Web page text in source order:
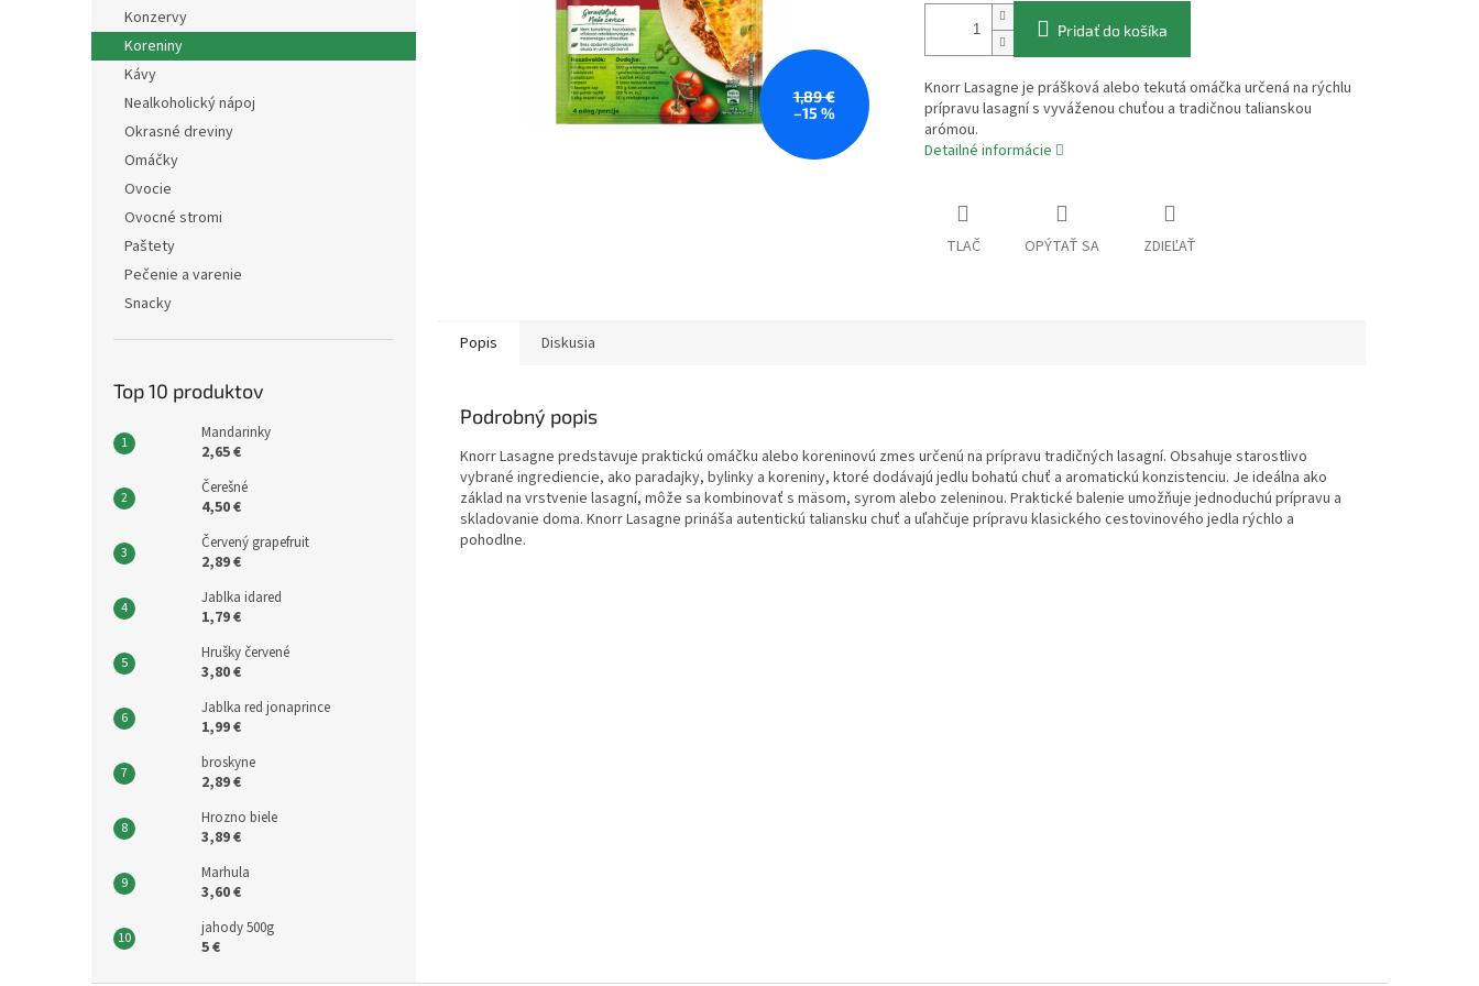
Konzervy
Koreniny
Kávy
Nealkoholický nápoj
Okrasné dreviny
Omáčky
Ovocie
Ovocné stromi
Paštety
Pečenie a varenie
Snacky
Top 10 produktov
Mandarinky
2,65 €
Čerešné
4,50 €
Červený grapefruit
2,89 €
Jablka idared
1,79 €
Hrušky červené
3,80 €
Jablka red jonaprince
1,99 €
broskyne
2,89 €
Hrozno biele
3,89 €
Marhula
3,60 €
jahody 500g
5 €
1,89 €
–15 %
Pridať do košíka
Knorr Lasagne je prášková alebo tekutá omáčka určená na rýchlu
prípravu lasagní s vyváženou chuťou a tradičnou talianskou
arómou.
Detailné informácie
TLAČ OPÝTAŤ SA ZDIEĽAŤ
Popis Diskusia
Podrobný popis
Knorr Lasagne predstavuje praktickú omáčku alebo koreninovú zmes určenú na prípravu tradičných lasagní. Obsahuje starostlivo
vybrané ingrediencie, ako paradajky, bylinky a koreniny, ktoré dodávajú jedlu bohatú chuť a aromatickú konzistenciu. Je ideálna ako
základ na vrstvenie lasagní, môže sa kombinovať s mäsom, syrom alebo zeleninou. Praktické balenie umožňuje jednoduchú prípravu a
skladovanie doma. Knorr Lasagne prináša autentickú taliansku chuť a uľahčuje prípravu klasického cestovinového jedla rýchlo a
pohodlne.